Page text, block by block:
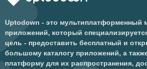
Uptodown - это мультиплатформенный
приложений, который
цель - предоставить бесплатный и
большому каталогу приложений, а
платформу для их распространения,